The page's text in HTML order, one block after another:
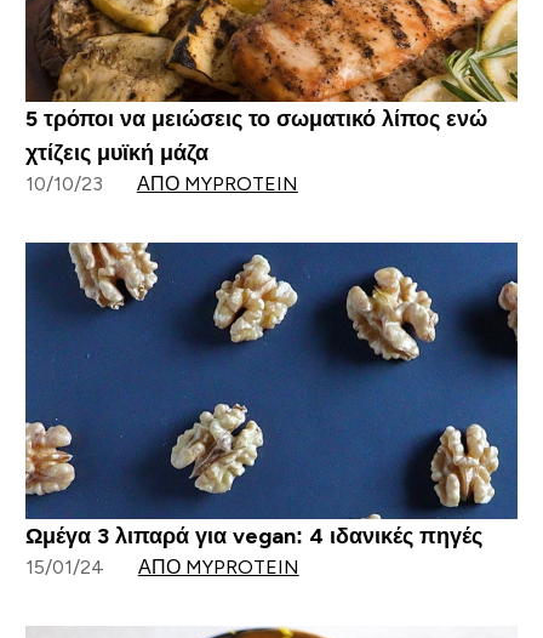
5 τρόποι να μειώσεις το σωματικό λίπος ενώ
χτίζεις μυϊκή μάζα
10/10/23 ΑΠΌ MYPROTEIN
Ωμέγα 3 λιπαρά για vegan: 4 ιδανικές πηγές
15/01/24 ΑΠΌ MYPROTEIN